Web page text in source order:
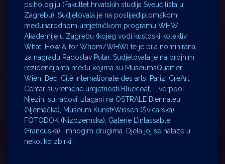
psihologiju (Fakultet hrvatskih studija Sveučilišta u
Zagrebu). Sudjelovala je na poslijediplomskom
međunarodnom umjetničkom programu WHW
Akademije u Zagrebu (kojeg vodi kustoski kolektiv
What, How & for Whom/WHW) te je bila nominirana
za nagradu Radoslav Putar. Sudjelovala je na brojnim
rezidencijama među kojima su MuseumsQuartier
Wien, Beč, Cité internationale des arts, Pariz, CreArt
Centar suvremene umjetnosti Bluecoat, Liverpool.
Njezini su radovi izlagani na OSTRALE Biennaleu
(Njemačka), Museum Kunst+Wissen (Švicarska),
FOTODOK (Nizozemska), Galerie L’inlassable
(Francuska) i mnogim drugima. Djela joj se nalaze u
nekoliko zbirki.